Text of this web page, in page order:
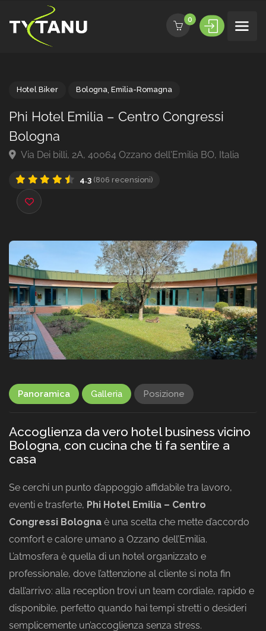
0
Phi Hotel Emilia – Centro Congressi
Bologna
Panoramica Galleria Posizione
Accoglienza da vero hotel business vicino
Bologna, con cucina che ti fa sentire a
casa
Se cerchi un punto d’appoggio affidabile tra lavoro,
eventi e trasferte, Phi Hotel Emilia – Centro
Congressi Bologna è una scelta che mette d’accordo
comfort e calore umano a Ozzano dell’Emilia.
L’atmosfera è quella di un hotel organizzato e
professionale, dove l’attenzione al cliente si nota fin
dall’arrivo: alla reception trovi un team cordiale, rapido e
disponibile, perfetto quando hai tempi stretti o desideri
semplicemente un’accoglienza senza stress.